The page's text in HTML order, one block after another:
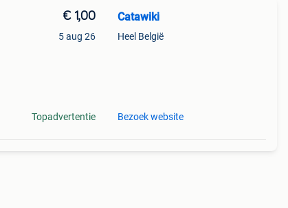
€ 1,00
5 aug 26
Topadvertentie
Catawiki
Heel België
Bezoek website